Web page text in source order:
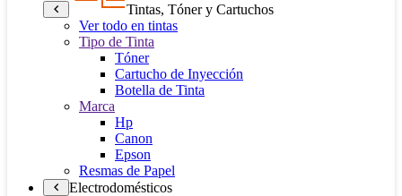
Tintas, Tóner y Cartuchos
Ver todo en tintas
Tipo de Tinta
Tóner
Cartucho de Inyección
Botella de Tinta
Marca
Hp
Canon
Epson
Resmas de Papel
Electrodomésticos